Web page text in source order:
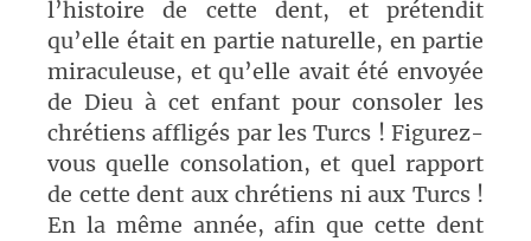
l’histoire de cette dent, et prétendit
qu’elle était en partie naturelle, en partie
miraculeuse, et qu’elle avait été envoyée
de Dieu à cet enfant pour consoler les
chrétiens affligés par les Turcs ! Figurez-
vous quelle consolation, et quel rapport
de cette dent aux chrétiens ni aux Turcs !
En la même année, afin que cette dent